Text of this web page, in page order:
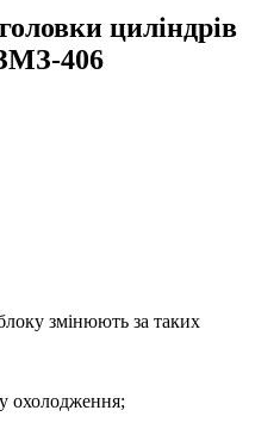
циліндрів
406
змінюють за таких
охолодження;